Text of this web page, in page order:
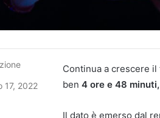
Continua a crescere
ben 4 ore e 48
Il dato è emerso dal
17, 2022